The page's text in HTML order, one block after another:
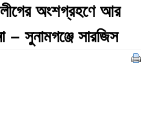
অংশগ্রহণে আর
– সুনামগঞ্জে সারজিস